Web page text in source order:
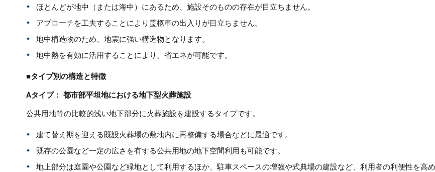
ほとんどが地中（または海中）にあるため、施設そのものの存在が目立ちません。
アプローチを工夫することにより霊柩車の出入りが目立ちません。
地中構造物のため、地震に強い構造物となります。
地中熱を有効に活用することにより、省エネが可能です。
■タイプ別の構造と特徴
Aタイプ： 都市部平坦地における地下型火葬施設
公共用地等の比較的浅い地下部分に火葬施設を建設するタイプです。
建て替え期を迎える既設火葬場の敷地内に再整備する場合などに最適です。
既存の公園など一定の広さを有する公共用地の地下空間利用も可能です。
地上部分は庭園や公園など緑地として利用するほか、駐車スペースの増強や式典場の建設など、利用者の利便性を高